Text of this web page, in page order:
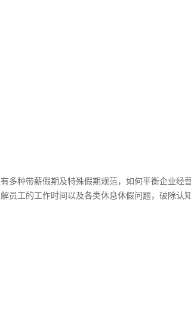
多种带薪假期及特殊假期规范，如何平衡企业经
员工的工作时间以及各类休息休假问题，破除认